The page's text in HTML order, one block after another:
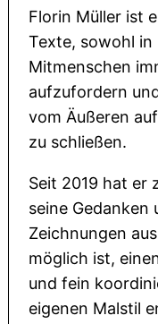
Florin Müller ist
Texte, sowohl in
Mitmenschen
aufzufordern
vom Äußeren
zu schließen.
Seit 2019 hat er
seine Gedanken
Zeichnungen
möglich ist,
und fein
eigenen Malstil